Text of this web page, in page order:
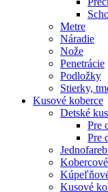
Metre
Náradie
Nože
Penetrácie
Podložky
Stierky,
Kusové koberce
Detské
Pre
Pre
Kusové